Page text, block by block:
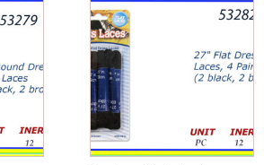
-
SHOE
LACES
27"
BRW/BLK
quantity